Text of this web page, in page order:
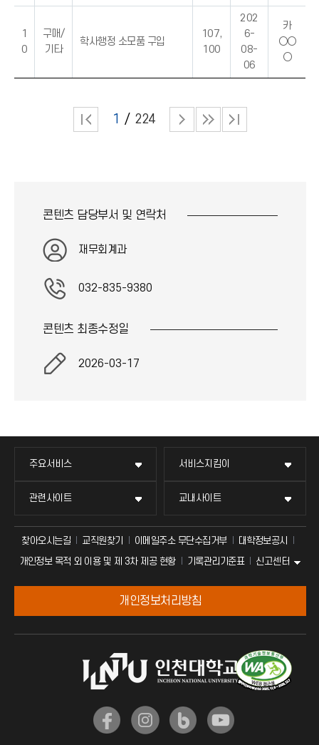
1
0
구매/
기타
학사행정 소모품 구입
107,
100
202
6-
08-
06
카
○○
○
1 224
콘텐츠 담당부서 및 연락처
재무회계과
032-835-9380
콘텐츠 최종수정일
2026-03-17
주요서비스 서비스지킴이
관련사이트 교내사이트
찾아오시는길 교직원찾기 이메일주소 무단수집거부
대학정보공시
개인정보 목적 외 이용 및 제 3차 제공 현황
기록관리기준표 신고센터
개인정보처리방침